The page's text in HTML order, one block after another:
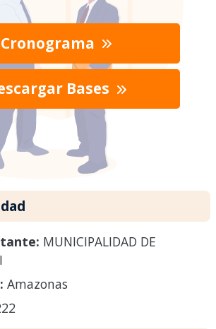
Cronograma
Bases
MUNICIPALIDAD DE
Amazonas